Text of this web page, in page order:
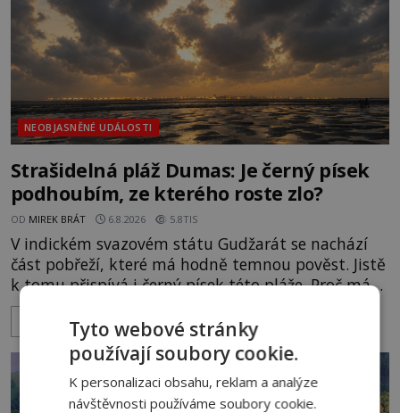
NEOBJASNĚNÉ UDÁLOSTI
Strašidelná pláž Dumas: Je černý písek
podhoubím, ze kterého roste zlo?
OD MIREK BRÁT 6.8.2026 5.8TIS
V indickém svazovém státu Gudžarát se nachází
část pobřeží, které má hodně temnou pověst. Jistě
k tomu přispívá i černý písek této pláže. Proč má
pláž takové netypické zbarvení? Nakolik jsou
pravdivé historky, že zde došlo k nevysvětlitelným
zmizením turistů? Ti, kteří se nebojí, nás mohou
následovat. Vstupujeme na pláž Dumas ve městě
Surat. Gu
ZOBRAZIT VÍCETyto webové stránky
používají soubory cookie.
K personalizaci obsahu, reklam a analýze
návštěvnosti používáme soubory cookie.